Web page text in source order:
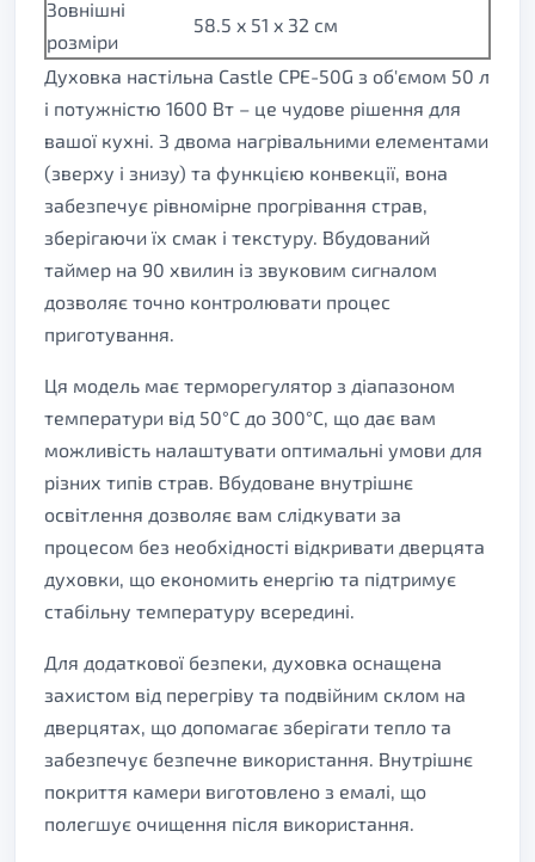
Зовнішні
розміри
58.5 x 51 x 32 см
Духовка настільна Castle CPE-50G з об'ємом 50 л
і потужністю 1600 Вт – це чудове рішення для
вашої кухні. З двома нагрівальними елементами
(зверху і знизу) та функцією конвекції, вона
забезпечує рівномірне прогрівання страв,
зберігаючи їх смак і текстуру. Вбудований
таймер на 90 хвилин із звуковим сигналом
дозволяє точно контролювати процес
приготування.
Ця модель має терморегулятор з діапазоном
температури від 50°C до 300°C, що дає вам
можливість налаштувати оптимальні умови для
різних типів страв. Вбудоване внутрішнє
освітлення дозволяє вам слідкувати за
процесом без необхідності відкривати дверцята
духовки, що економить енергію та підтримує
стабільну температуру всередині.
Для додаткової безпеки, духовка оснащена
захистом від перегріву та подвійним склом на
дверцятах, що допомагає зберігати тепло та
забезпечує безпечне використання. Внутрішнє
покриття камери виготовлено з емалі, що
полегшує очищення після використання.